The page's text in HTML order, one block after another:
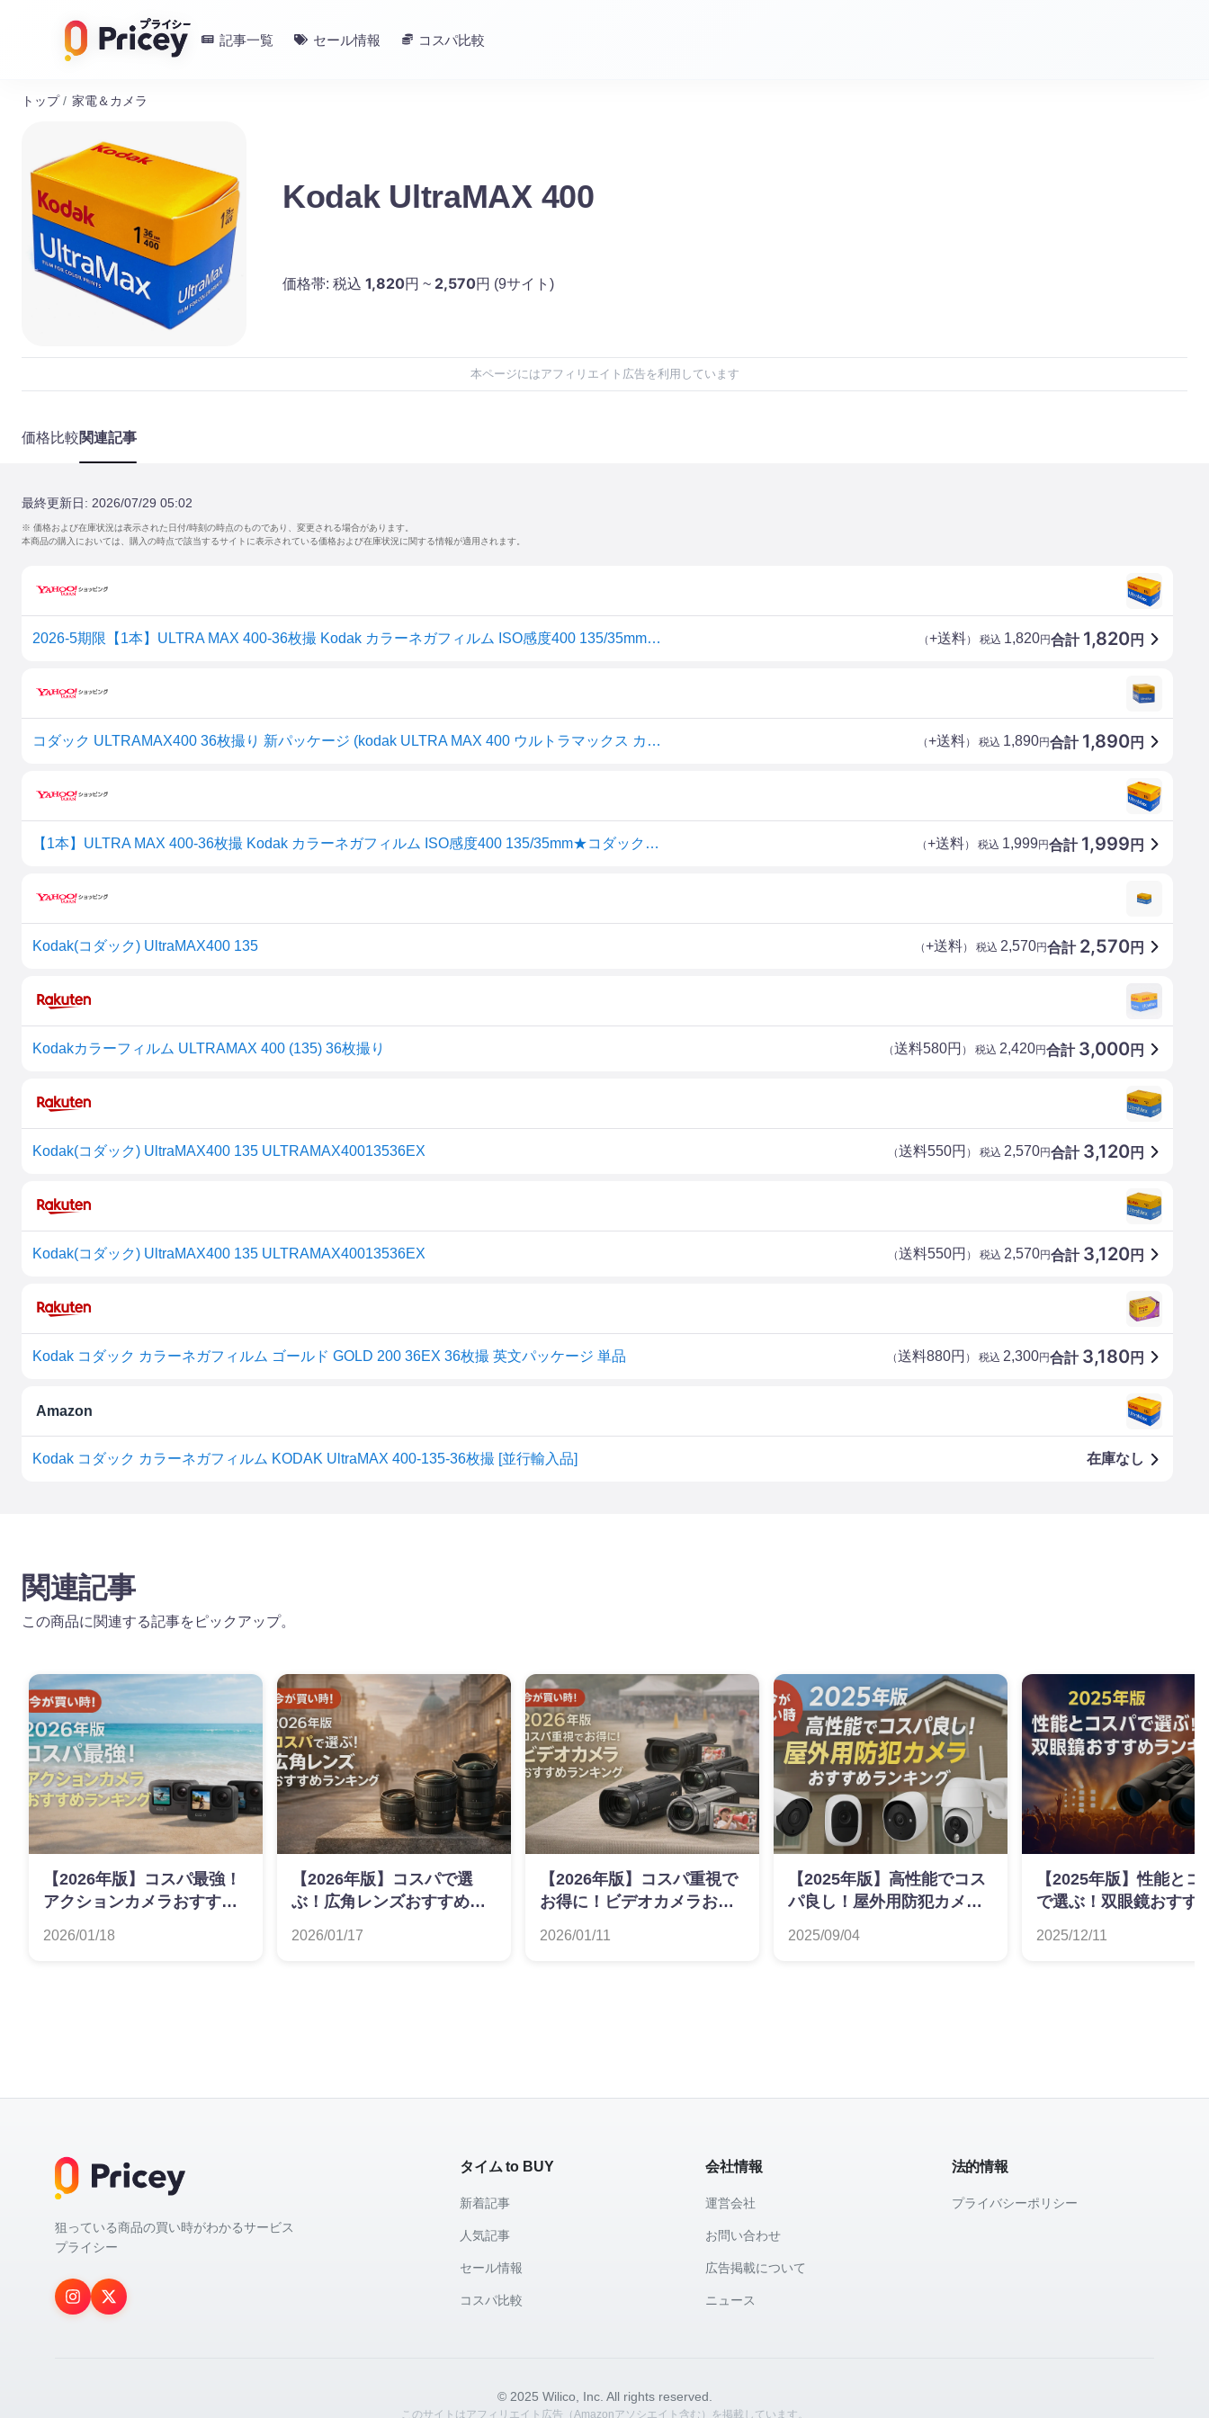
記事一覧 セール情報 コスパ比較
トップ / 家電＆カメラ
Kodak UltraMAX 400
価格帯: 税込 1,820円 ~ 2,570円 (9サイト)
本ページにはアフィリエイト広告を利用しています
価格比較関連記事
最終更新日: 2026/07/29 05:02
※ 価格および在庫状況は表示された日付/時刻の時点のものであり、変更される場合があります。
本商品の購入においては、購入の時点で該当するサイトに表示されている価格および在庫状況に関する情報が適用されます。
2026-5期限【1本】ULTRA MAX 400-36枚撮 Kodak カラーネガフィルム ISO感度400 135/35mm★コダック (CAT603-4078) 0086806034067 合計 1,820円
（+送料） 税込 1,820円
コダック ULTRAMAX400 36枚撮り 新パッケージ (kodak ULTRA MAX 400 ウルトラマックス カラーネガフィルム) 合計 1,890円
（+送料） 税込 1,890円
【1本】ULTRA MAX 400-36枚撮 Kodak カラーネガフィルム ISO感度400 135/35mm★コダック (CAT603-4078) 0086806034067 合計 1,999 円
（+送料） 税込 1,999円
Kodak(コダック) UltraMAX400 135 合計 2,570円
（+送料） 税込 2,570円
Kodakカラーフィルム ULTRAMAX 400 (135) 36枚撮り 合計 3,000円
（送料580円 ） 税込 2,420円
Kodak(コダック) UltraMAX400 135 ULTRAMAX40013536EX 合計 3,120円
（送料550円 ） 税込 2,570円
Kodak(コダック) UltraMAX400 135 ULTRAMAX40013536EX 合計 3,120円
（送料550円 ） 税込 2,570円
Kodak コダック カラーネガフィルム ゴールド GOLD 200 36EX 36枚撮 英文パッケージ 単品 合計 3,180円
（送料880円 ） 税込 2,300円
Amazon
Kodak コダック カラーネガフィルム KODAK UltraMAX 400-135-36枚撮 [並行輸入品] 在庫なし
関連記事
この商品に関連する記事をピックアップ。
【2026年版】コスパ最強！
アクションカメラおすすめ
2026/01/18
【2026年版】コスパで選
ぶ！広角レンズおすすめラ
2026/01/17
【2026年版】コスパ重視で
お得に！ビデオカメラおす
2026/01/11
【2025年版】高性能でコス
パ良し！屋外用防犯カメラ
2025/09/04
【2025年版】性能とコ
で選ぶ！双眼鏡おすす
2025/12/11
狙っている商品の買い時がわかるサービス
プライシー
タイム to BUY
新着記事
人気記事
セール情報
コスパ比較
会社情報
運営会社
お問い合わせ
広告掲載について
ニュース
法的情報
プライバシーポリシー
© 2025 Wilico, Inc. All rights reserved.
このサイトはアフィリエイト広告（Amazonアソシエイト含む）を掲載しています。